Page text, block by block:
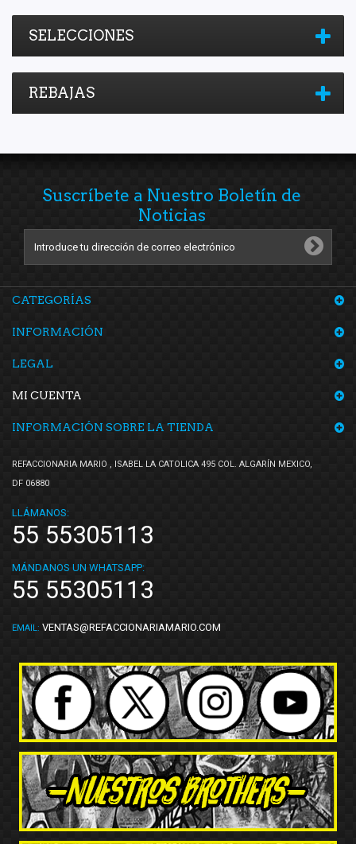
SELECCIONES
REBAJAS
Suscríbete a Nuestro Boletín de
Noticias
CATEGORÍAS
INFORMACIÓN
LEGAL
MI CUENTA
INFORMACIÓN SOBRE LA TIENDA
REFACCIONARIA MARIO , ISABEL LA CATOLICA 495 COL. ALGARÍN MEXICO,
DF 06880
LLÁMANOS:
55 55305113
MÁNDANOS UN WHATSAPP:
55 55305113
EMAIL: VENTAS@REFACCIONARIAMARIO.COM